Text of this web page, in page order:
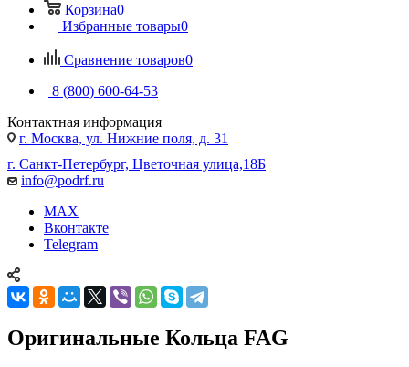
Корзина0
Избранные товары0
Сравнение товаров0
8 (800) 600-64-53
Контактная информация
г. Москва, ул. Нижние поля, д. 31
г. Санкт-Петербург, Цветочная улица,18Б
info@podrf.ru
MAX
Вконтакте
Telegram
Оригинальные Кольца FAG